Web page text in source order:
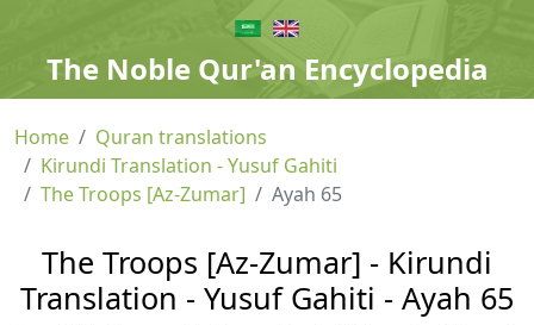
The Noble Qur'an Encyclopedia
Home
Quran translations
Kirundi Translation - Yusuf Gahiti
The Troops [Az-Zumar]
Ayah 65
The Troops [Az-Zumar] - Kirundi
Translation - Yusuf Gahiti - Ayah 65